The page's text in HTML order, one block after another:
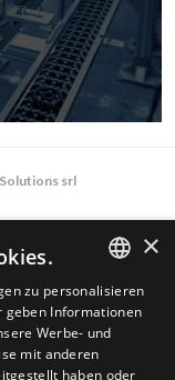
srl
Lodi
Lodi
ENGLISH
ITALIAN
×
zu personalisieren
geben Informationen
Werbe- und
mit anderen
haben oder